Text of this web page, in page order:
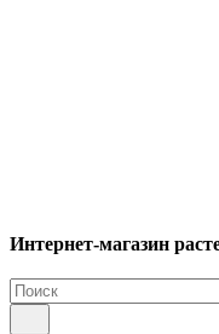
Интернет-магазин